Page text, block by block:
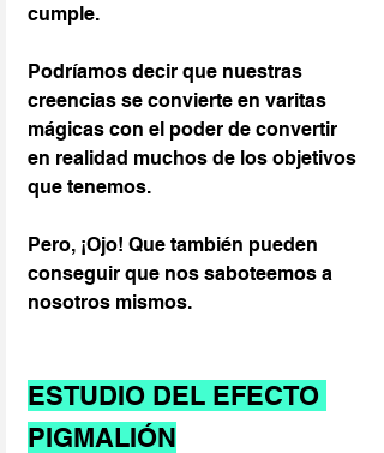
cumple.
Podríamos decir que nuestras
creencias se convierte en varitas
mágicas con el poder de convertir
en realidad muchos de los objetivos
que tenemos.
Pero, ¡Ojo! Que también pueden
conseguir que nos saboteemos a
nosotros mismos.
ESTUDIO DEL EFECTO
PIGMALIÓN